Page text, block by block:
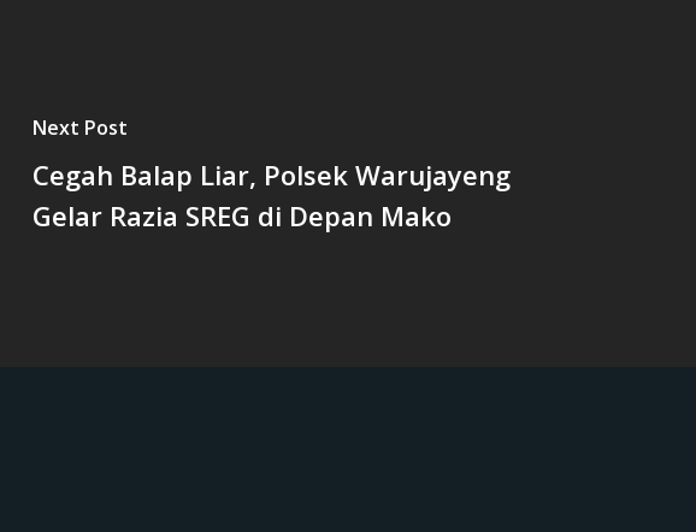
Next Post
Cegah Balap Liar, Polsek Warujayeng
Gelar Razia SREG di Depan Mako